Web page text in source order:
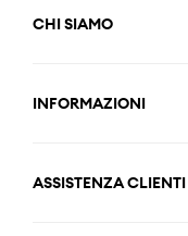
CHI SIAMO
INFORMAZIONI
ASSISTENZA CLIENTI